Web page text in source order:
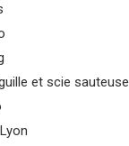
et scie sauteuse